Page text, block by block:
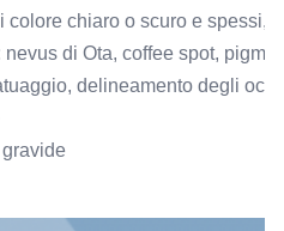
colore chiaro o scuro e spessi,
di Ota, coffee spot,
delineamento degli